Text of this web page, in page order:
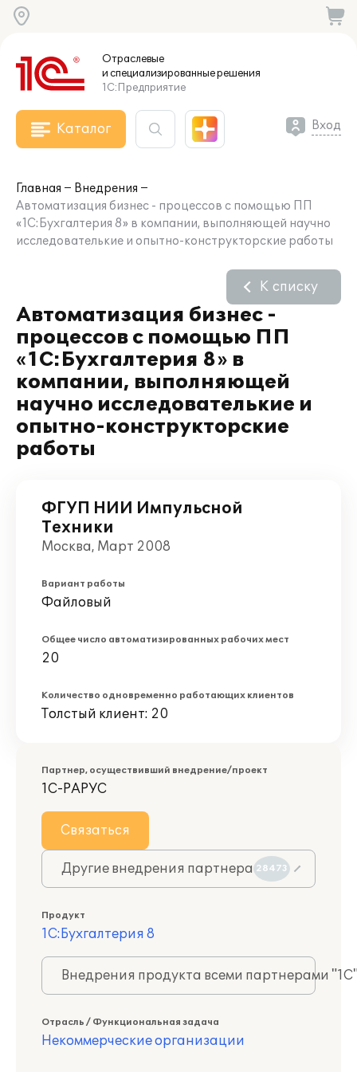
Отраслевые
и специализированныерешения
1С:Предприятие
Каталог Вход
Главная
Внедрения
Автоматизация бизнес - процессов с помощью ПП
«1С:Бухгалтерия 8» в компании, выполняющей научно
исследователькие и опытно-конструкторские работы
Автоматизация бизнес -
процессов с помощью ПП
«1С:Бухгалтерия 8» в
компании, выполняющей
научно исследователькие и
опытно-конструкторские
работы
К списку
ФГУП НИИ Импульсной
Техники
Москва, Март 2008
Вариант работы
Файловый
Общее число автоматизированных рабочих мест
20
Количество одновременно работающих клиентов
Толстый клиент: 20
Партнер, осуществивший внедрение/проект
1С-РАРУС
Связаться
Другие внедрения партнера 28473
Продукт
1С:Бухгалтерия 8
Внедрения продукта всеми партнерами
Отрасль / Функциональная задача
Некоммерческие организации